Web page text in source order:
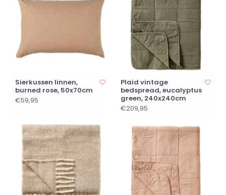
Sierkussen linnen,
burned rose, 50x70cm
€59,95
Plaid vintage
bedspread, eucalyptus
green, 240x240cm
€209,95